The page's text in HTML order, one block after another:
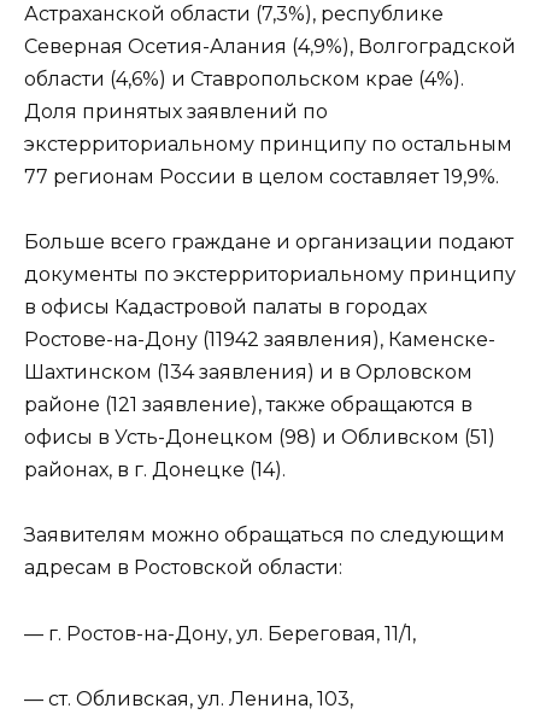
Астраханской области (7,3%), республике
Северная Осетия-Алания (4,9%), Волгоградской
области (4,6%) и Ставропольском крае (4%).
Доля принятых заявлений по
экстерриториальному принципу по остальным
77 регионам России в целом составляет 19,9%.
Больше всего граждане и организации подают
документы по экстерриториальному принципу
в офисы Кадастровой палаты в городах
Ростове-на-Дону (11942 заявления), Каменске-
Шахтинском (134 заявления) и в Орловском
районе (121 заявление), также обращаются в
офисы в Усть-Донецком (98) и Обливском (51)
районах, в г. Донецке (14).
Заявителям можно обращаться по следующим
адресам в Ростовской области:
— г. Ростов-на-Дону, ул. Береговая, 11/1,
— ст. Обливская, ул. Ленина, 103,